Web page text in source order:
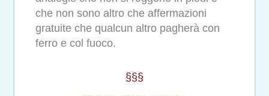
che non sono altro che affermazioni
gratuite che qualcun altro pagherà con
ferro e col fuoco.
§§§